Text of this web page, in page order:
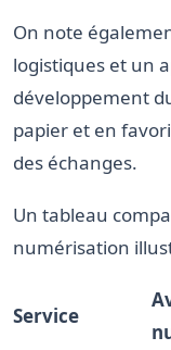
On note
logistiques et un
développement
papier et en
des échanges.
Un tableau
numérisation
Service